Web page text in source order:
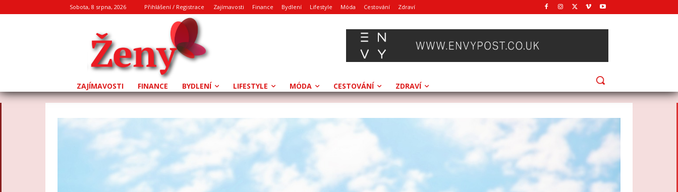
Sobota, 8 srpna, 2026 Přihlášení / Registrace Zajímavosti Finance Bydlení Lifestyle Móda Cestování Zdraví
ZAJÍMAVOSTI FINANCE BYDLENÍ LIFESTYLE MÓDA CESTOVÁNÍ ZDRAVÍ